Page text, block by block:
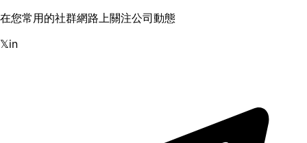
在您常用的社群網路上關注公司動態
𝕏in